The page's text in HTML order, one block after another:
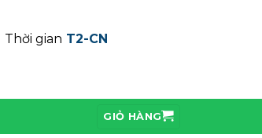
Thời gian T2-CN
GIỎ HÀNG